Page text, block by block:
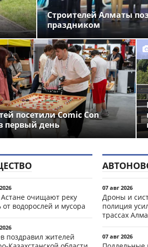
Строителей Алматы
праздником
посетили Comic Con
первый день
Астане очищают реку
от водорослей и мусора
поздравил жителей
07 авг 2026
Дроны и
полиция
трассах
07 авг 2026